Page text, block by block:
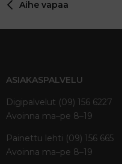
Aihe vapaa
ASIAKASPALVELU
Digipalvelut (09) 156 6227
Avoinna ma–pe 8–19
Painettu lehti (09) 156 665
Avoinna ma–pe 8–19